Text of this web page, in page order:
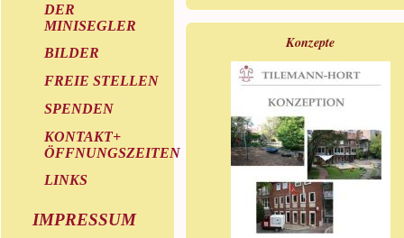
DER
MINISEGLER
BILDER
FREIE STELLEN
SPENDEN
KONTAKT+
ÖFFNUNGSZEITEN
LINKS
IMPRESSUM
Konzepte